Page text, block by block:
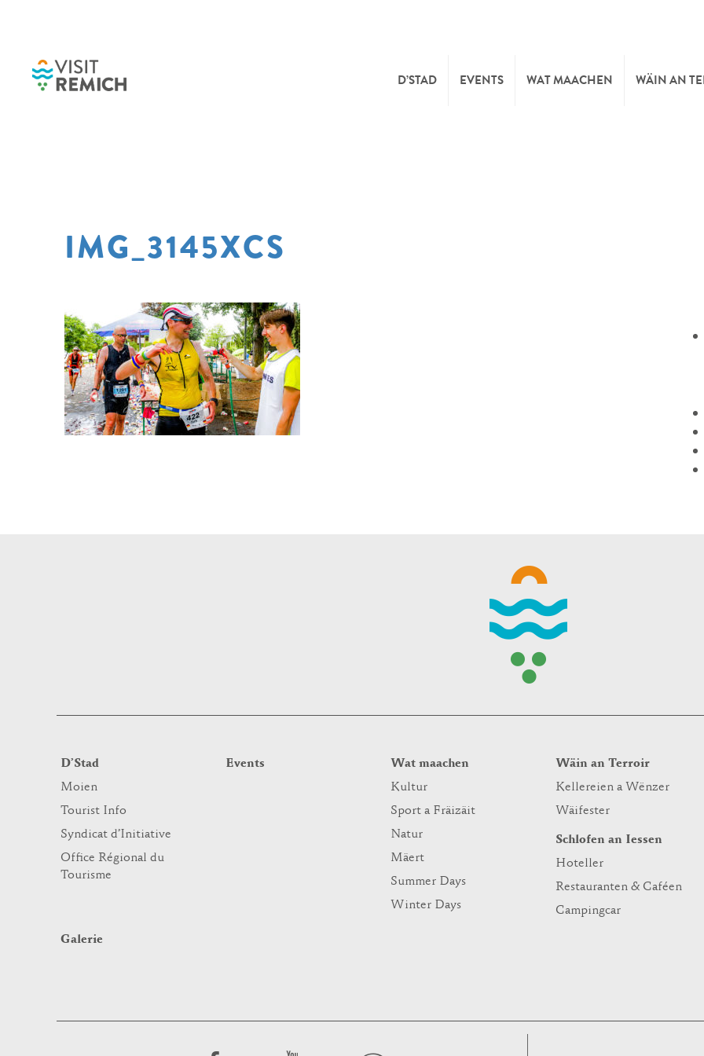
D’STAD EVENTS WAT MAACHEN WÄIN AN
IMG_3145XCS
D’Stad
Moien
Tourist Info
Syndicat d’Initiative
Office Régional du
Tourisme
Events
Wat maachen
Kultur
Sport a Fräizäit
Natur
Mäert
Summer Days
Winter Days
Wäin an Terroir
Kellereien a Wënzer
Wäifester
Schlofen an Iessen
Hoteller
Restauranten & Caféen
Campingcar
Galerie